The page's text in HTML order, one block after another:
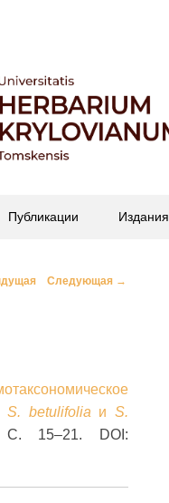
Публикации Издания
Следующая →
S. betulifolia иS.
15–21. DOI: